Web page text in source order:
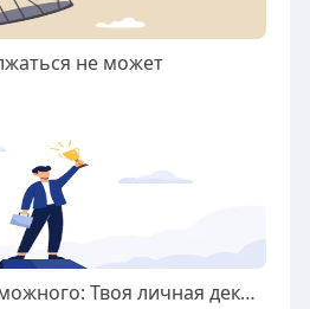
не может
Как достичь невозможного: Твоя личная декомпозиция реальности